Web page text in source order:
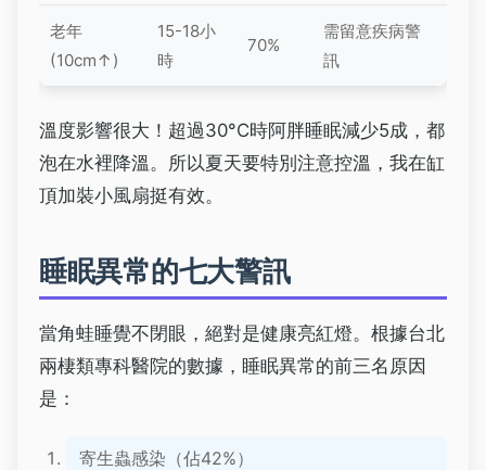
老年
(10cm↑)
15-18小
時
70%
需留意疾病警
訊
溫度影響很大！超過30°C時阿胖睡眠減少5成，都
泡在水裡降溫。所以夏天要特別注意控溫，我在缸
頂加裝小風扇挺有效。
睡眠異常的七大警訊
當角蛙睡覺不閉眼，絕對是健康亮紅燈。根據台北
兩棲類專科醫院的數據，睡眠異常的前三名原因
是：
寄生蟲感染（佔42%）